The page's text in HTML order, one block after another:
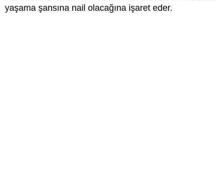
yaşama şansına nail olacağına işaret eder.